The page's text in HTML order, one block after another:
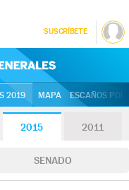
SUSCRÍBETE
2019 MAPA ESCAÑOS
2015 2011
SENADO